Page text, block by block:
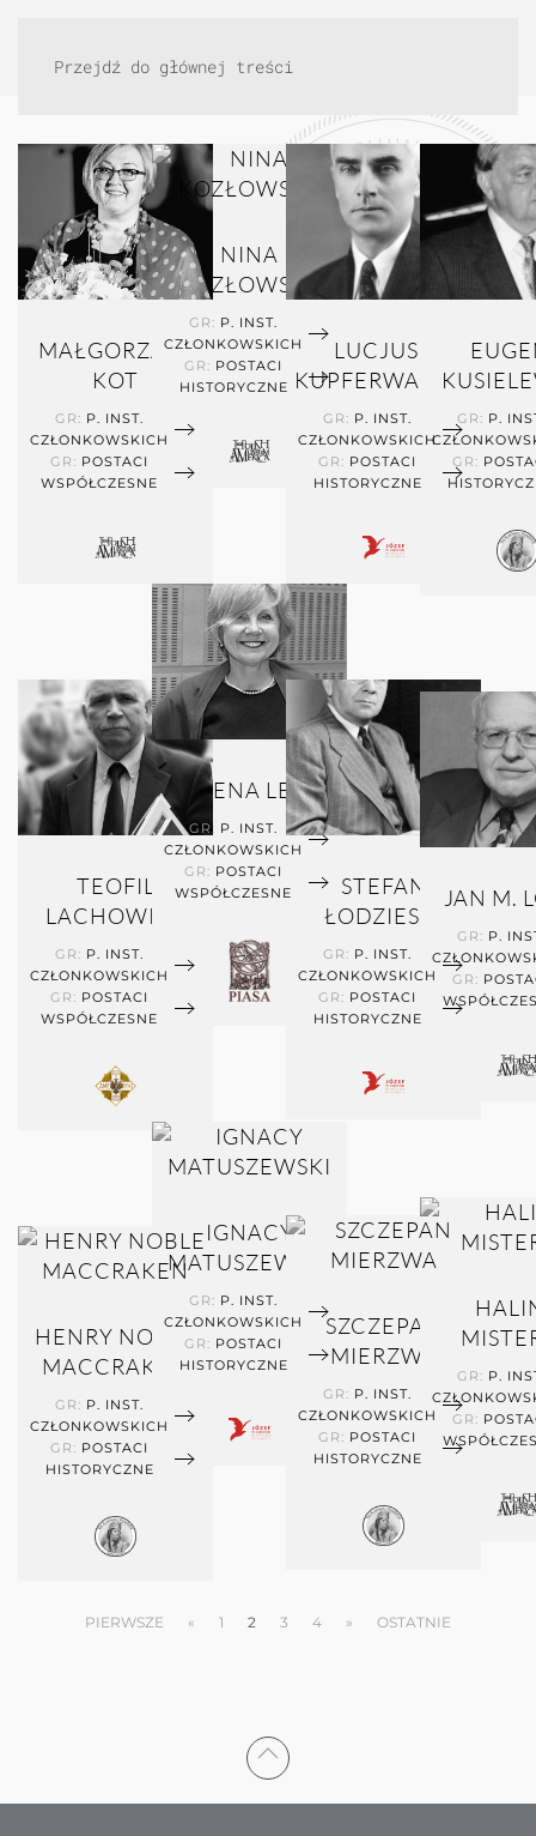
Przejdź do głównej treści
MAŁGORZATA
KOT
GR: P. INST.
CZŁONKOWSKICH
GR: POSTACI
WSPÓŁCZESNE
TEOFIL
LACHOWICZ
GR: P. INST.
CZŁONKOWSKICH
GR: POSTACI
WSPÓŁCZESNE
HENRY NOBLE
MACCRAKEN
GR: P. INST.
CZŁONKOWSKICH
GR: POSTACI
HISTORYCZNE
NINA
KOZŁOWSKA
GR: P. INST.
CZŁONKOWSKICH
GR: POSTACI
HISTORYCZNE
BOŻENA LEVEL
GR: P. INST.
CZŁONKOWSKICH
GR: POSTACI
WSPÓŁCZESNE
IGNACY
MATUSZEWSKI
GR: P. INST.
CZŁONKOWSKICH
GR: POSTACI
HISTORYCZNE
LUCJUSZ
KUPFERWASSER
GR: P. INST.
CZŁONKOWSKICH
GR: POSTACI
HISTORYCZNE
STEFAN
ŁODZIESKI
GR: P. INST.
CZŁONKOWSKICH
GR: POSTACI
HISTORYCZNE
SZCZEPAN
MIERZWA
GR: P. INST.
CZŁONKOWSKICH
GR: POSTACI
HISTORYCZNE
GR: P.
GR:
JAN M.
GR: P.
GR:
GR: P.
GR:
PIERWSZE « 1 2 3 4 » OSTATNIE